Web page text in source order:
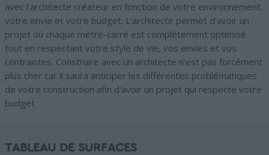
avec l'architecte créateur en fonction de votre environnement,
votre envie et votre budget. L'architecte permet d'avoir un
projet où chaque mètre-carré est complètement optimisé
tout en respectant votre style de vie, vos envies et vos
contraintes. Construire avec un architecte n'est pas forcément
plus cher car il saura anticiper les différentes problématiques
de votre construction afin d'avoir un projet qui respecte votre
budget
TABLEAU DE SURFACES